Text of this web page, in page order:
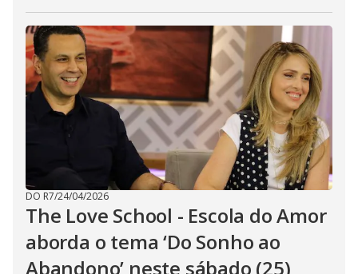
DO R7/24/04/2026
The Love School - Escola do Amor
aborda o tema ‘Do Sonho ao
Abandono’ neste sábado (25)